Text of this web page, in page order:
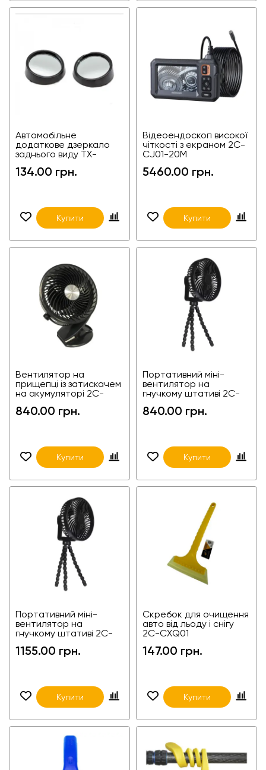
Автомобільне
додаткове дзеркало
заднього виду TX-
134.00 грн.
Купити
Відеоендоскоп високої
чіткості з екраном 2C-
CJ01-20M
5460.00 грн.
Купити
Вентилятор на
прищепці із затискачем
на акумуляторі 2C-
840.00 грн.
Купити
Портативний міні-
вентилятор на
гнучкому штативі 2C-
840.00 грн.
Купити
Портативний міні-
вентилятор на
гнучкому штативі 2C-
1155.00 грн.
Купити
Скребок для очищення
авто від льоду і снігу
2C-CXQ01
147.00 грн.
Купити